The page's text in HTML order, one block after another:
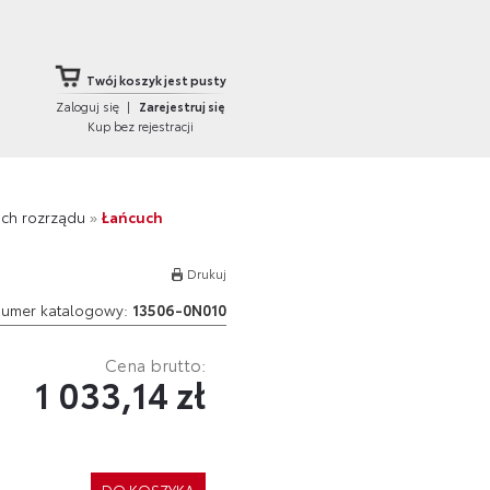
Twój koszyk jest pusty
Zaloguj się |
Zarejestruj się
Kup bez rejestracji
rozrządu »Łańcuch
Drukuj
katalogowy: 13506-0N010
Cena brutto:
1 033,14 zł